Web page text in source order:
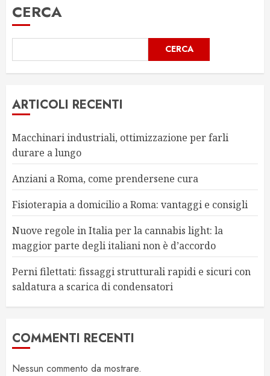
CERCA
CERCA
ARTICOLI RECENTI
Macchinari industriali, ottimizzazione per farli
durare a lungo
Anziani a Roma, come prendersene cura
Fisioterapia a domicilio a Roma: vantaggi e consigli
Nuove regole in Italia per la cannabis light: la
maggior parte degli italiani non è d’accordo
Perni filettati: fissaggi strutturali rapidi e sicuri con
saldatura a scarica di condensatori
COMMENTI RECENTI
Nessun commento da mostrare.